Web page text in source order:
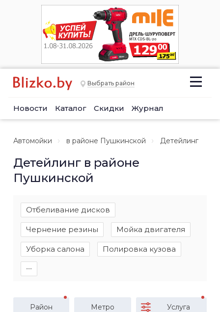
Выбрать район
Новости Каталог Скидки Журнал
Автомойки в районе Пушкинской Детейлинг
Детейлинг в районе
Пушкинской
Отбеливание дисков
Чернение резины Мойка двигателя
Уборка салона Полировка кузова
∙∙∙
Район Метро Услуга